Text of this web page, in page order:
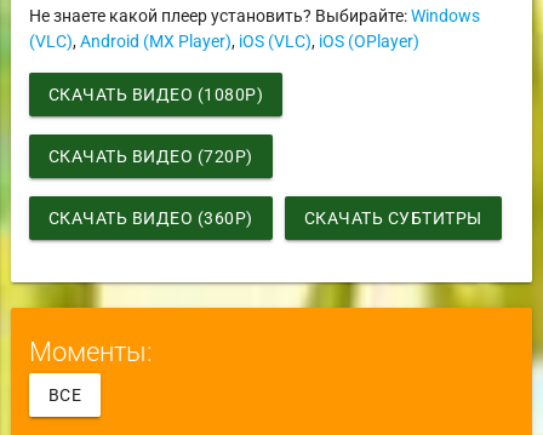
Не знаете какой плеер установить? Выбирайте:Windows
(VLC),Android (MX Player), iOS (VLC), iOS (OPlayer)
СКАЧАТЬ ВИДЕО (1080P)
СКАЧАТЬ ВИДЕО (720P)
СКАЧАТЬ ВИДЕО (360P) СКАЧАТЬ СУБТИТРЫ
Моменты:
ВСЕ